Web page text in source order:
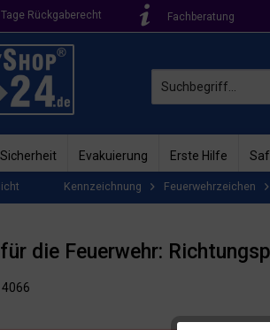
Rückgaberecht Fachberatung
Evakuierung Erste Hilfe
Kennzeichnung Feuerwehrzeichen
die Feuerwehr: